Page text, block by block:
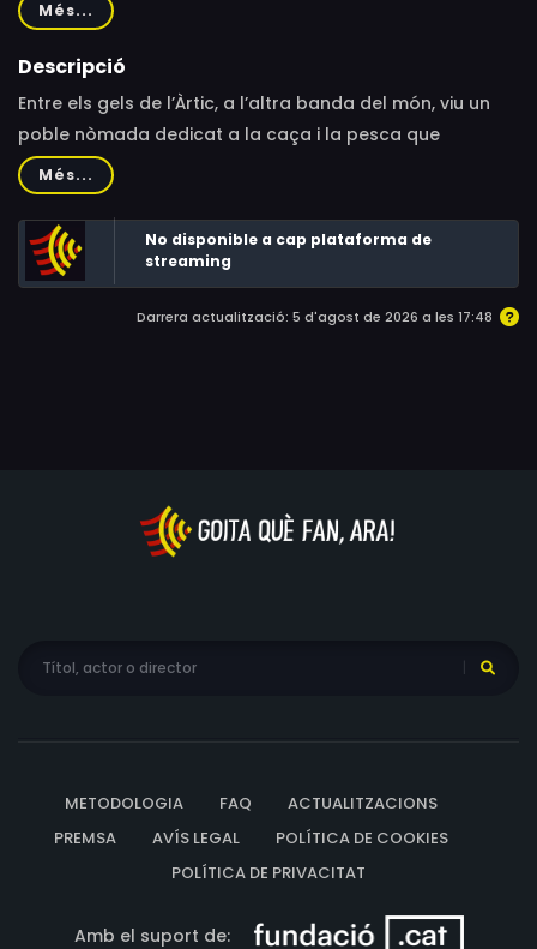
Horiuchi, Lee Montague, Andy Ho, Francis de Wolff, Ed
Devereaux, Nicholas Stuart, Anna May Wong, Yvonne
Shima, Michael Chow
Més...
Descripció
Entre els gels de l’Àrtic, a l’altra banda del món, viu un
poble nòmada dedicat a la caça i la pesca que
s’anomena a sí mateix “inuit” (“el poble”). Coneixerem la
forma de vida i tradicions d’aquest grup humà adaptat
a les temperatures més extremes a través de la vida
d’Inuk, un caçador a qui li costa trobar parella. Però els
seus problemes de debò començaran quan entri en
contacte amb els misteriosos i incomprensibles homes
Més...
No disponible a cap plataforma de
streaming
Darrera actualització: 5 d'agost de 2026 a les 17:48
METODOLOGIA FAQ
ACTUALITZACIONS
PREMSA
AVÍS LEGAL
POLÍTICA DE COOKIES
POLÍTICA DE PRIVACITAT
Amb el suport de: